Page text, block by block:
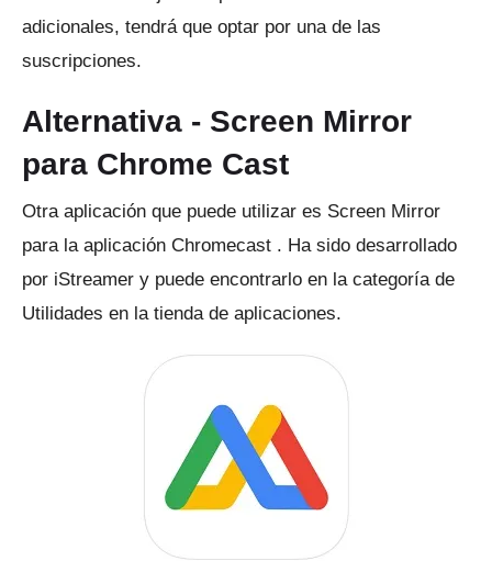
adicionales, tendrá que optar por una de las
suscripciones.
Alternativa - Screen Mirror
para Chrome Cast
Otra aplicación que puede utilizar es Screen Mirror
para la aplicación Chromecast . Ha sido desarrollado
por iStreamer y puede encontrarlo en la categoría de
Utilidades en la tienda de aplicaciones.